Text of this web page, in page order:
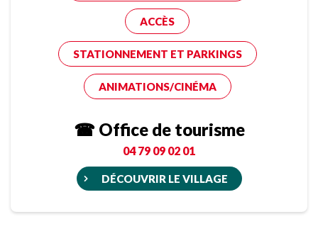
ACCÈS
STATIONNEMENT ET PARKINGS
ANIMATIONS/CINÉMA
☎ Office de tourisme
04 79 09 02 01
DÉCOUVRIR LE VILLAGE